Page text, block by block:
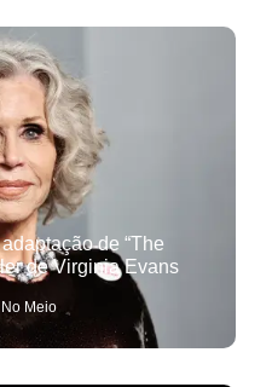
de “The
de Virginia Evans
No Meio